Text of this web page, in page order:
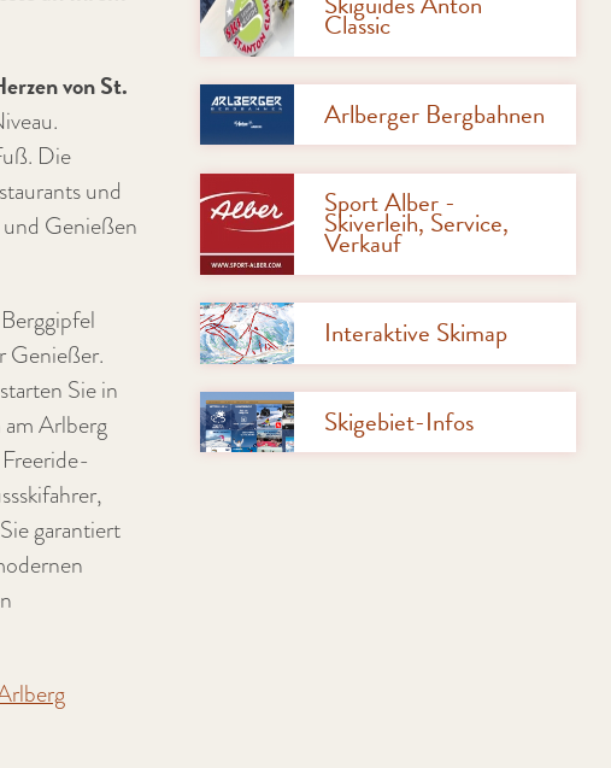
von St.
Die
und
Genießen
Genießer.
Sie in
am Arlberg
garantiert
Classic
Arlberger Bergbahnen
Sport Alber -
Skiverleih, Service,
Verkauf
Interaktive Skimap
Skigebiet-Infos